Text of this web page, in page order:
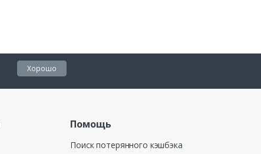
Хорошо
Помощь
Поиск потерянного кэшбэка